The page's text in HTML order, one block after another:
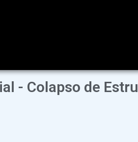
- Colapso de